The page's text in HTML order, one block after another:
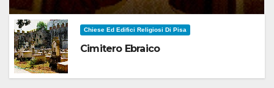
Chiese Ed Edifici Religiosi Di Pisa
Cimitero Ebraico